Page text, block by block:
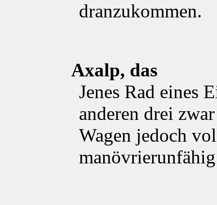
dranzukommen.
Axalp, das
Jenes Rad eines
anderen drei
Wagen jedoch